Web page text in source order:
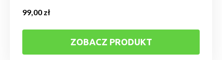
99,00 zł
ZOBACZ PRODUKT